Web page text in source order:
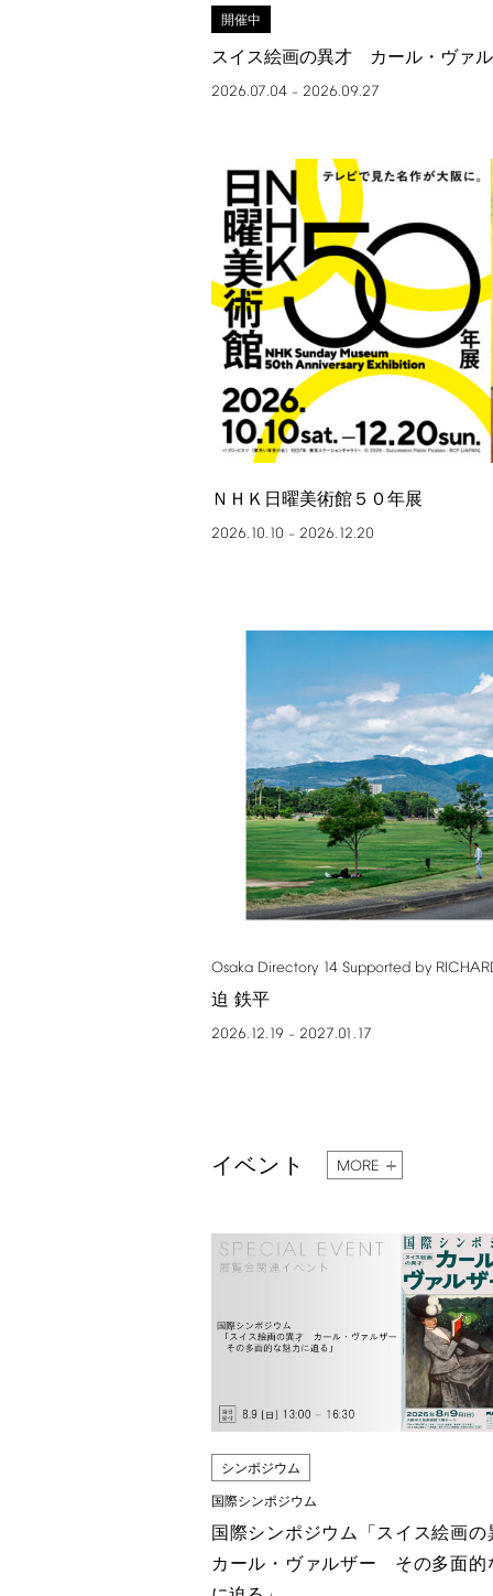
開催中
スイス絵画の異才 カール・ヴァ
2026.07.04 – 2026.09.27
ＮＨＫ日曜美術館５０年展
2026.10.10 – 2026.12.20
Osaka Directory 14 Supported by
迫 鉄平
2026.12.19 – 2027.01.17
イベント MORE
シンポジウム
国際シンポジウム
国際シンポジウム「スイス絵画
カール・ヴァルザー その多面的